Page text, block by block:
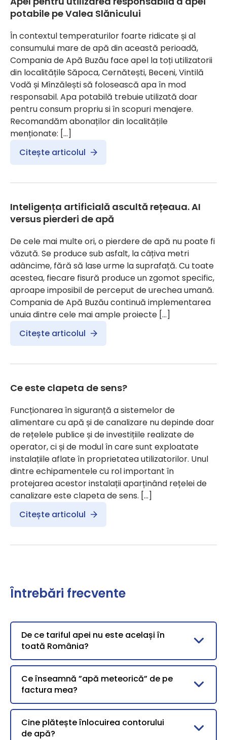
potabile pe Valea Slănicului
În contextul temperaturilor foarte ridicate și al
consumului mare de apă din această perioadă,
Compania de Apă Buzău face apel la toți utilizatorii
din localitățile Săpoca, Cernătești, Beceni, Vintilă
Vodă și Mînzălești să folosească apa în mod
responsabil. Apa potabilă trebuie utilizată doar
pentru consum propriu si în scopuri menajere.
Recomandăm abonaților din localitățile
menționate: […]
Citește articolul
Inteligența artificială ascultă rețeaua. AI
versus pierderi de apă
De cele mai multe ori, o pierdere de apă nu poate fi
văzută. Se produce sub asfalt, la câțiva metri
adâncime, fără să lase urme la suprafață. Cu toate
acestea, fiecare fisură produce un zgomot specific,
aproape imposibil de perceput de urechea umană.
Compania de Apă Buzău continuă implementarea
unuia dintre cele mai ample proiecte […]
Citește articolul
Ce este clapeta de sens?
Funcționarea în siguranță a sistemelor de
alimentare cu apă și de canalizare nu depinde doar
de rețelele publice și de investițiile realizate de
operator, ci și de modul în care sunt exploatate
instalațiile aflate în proprietatea utilizatorilor. Unul
dintre echipamentele cu rol important în
protejarea acestor instalații aparținând rețelei de
canalizare este clapeta de sens. […]
Citește articolul
Întrebări frecvente
De ce tariful apei nu este același în
toată România?
Ce înseamnă ”apă meteorică” de pe
factura mea?
Cine plătește înlocuirea contorului
de apă?